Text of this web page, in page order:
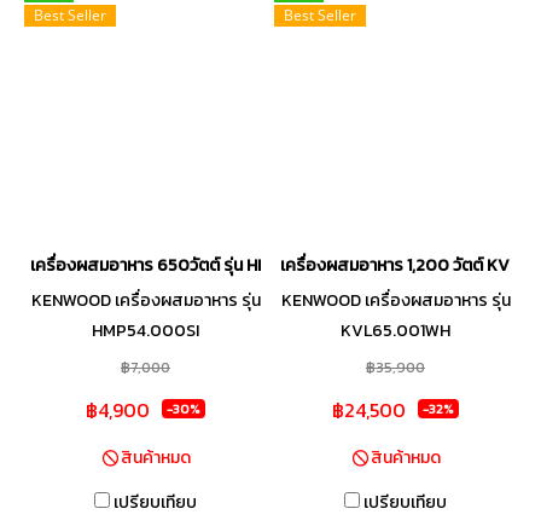
Best Seller
เครื่องผสมอาหาร 650วัตต์ รุ่น HMP54.000SI
KENWOOD เครื่องผสมอาหาร รุ่น
HMP54.000SI
฿7,000
฿4,900 -30%
สินค้าหมด
เปรียบเทียบ
Best Seller
เครื่องผสมอาหาร 1,200 วัตต์
KENWOOD เครื่องผสมอาหาร รุ่น
KVL65.001WH
฿35,900
฿24,500 -32%
สินค้าหมด
เปรียบเทียบ